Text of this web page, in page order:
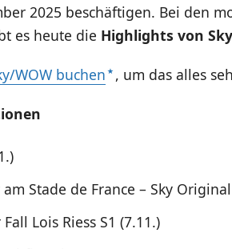
2025 beschäftigen. Bei den
es heute die Highlights von
WOW buchen , um das alles
Stade de France – Sky
Lois Riess S1 (7.11.)